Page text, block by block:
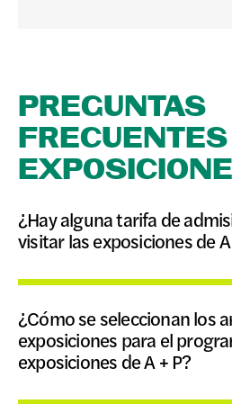
PREGUNTAS
¿Hay alguna tarifa de
visitar las exposiciones de
¿Cómo se seleccionan los
exposiciones para el
exposiciones de A + P?